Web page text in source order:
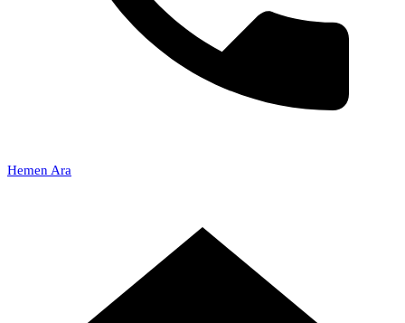
Hemen Ara